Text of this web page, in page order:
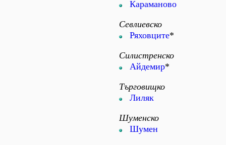
Караманово
Севлиевско
Ряховците*
Силистренско
Айдемир*
Търговищко
Лиляк
Шуменско
Шумен